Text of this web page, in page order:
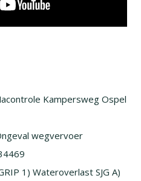
Kampersweg Ospel
wegvervoer
1) Wateroverlast SJG A)